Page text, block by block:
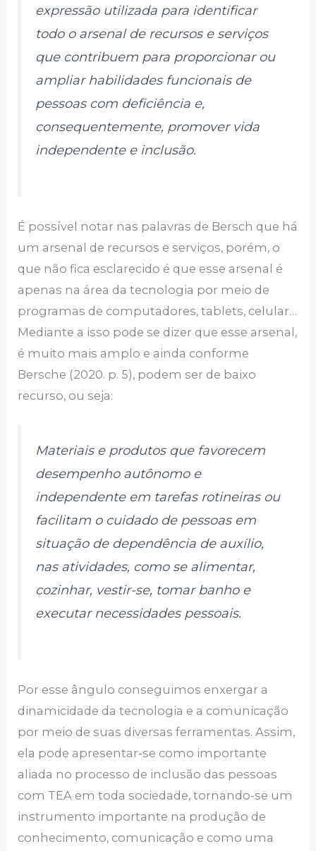
expressão utilizada para identificar
todo o arsenal de recursos e serviços
que contribuem para proporcionar ou
ampliar habilidades funcionais de
pessoas com deficiência e,
consequentemente, promover vida
independente e inclusão.
É possível notar nas palavras de Bersch que há
um arsenal de recursos e serviços, porém, o
que não fica esclarecido é que esse arsenal é
apenas na área da tecnologia por meio de
programas de computadores, tablets, celular…
Mediante a isso pode se dizer que esse arsenal,
é muito mais amplo e ainda conforme
Bersche (2020. p. 5), podem ser de baixo
recurso, ou seja:
Materiais e produtos que favorecem
desempenho autônomo e
independente em tarefas rotineiras ou
facilitam o cuidado de pessoas em
situação de dependência de auxílio,
nas atividades, como se alimentar,
cozinhar, vestir-se, tomar banho e
executar necessidades pessoais.
Por esse ângulo conseguimos enxergar a
dinamicidade da tecnologia e a comunicação
por meio de suas diversas ferramentas. Assim,
ela pode apresentar-se como importante
aliada no processo de inclusão das pessoas
com TEA em toda sociedade, tornando-se um
instrumento importante na produção de
conhecimento, comunicação e como uma